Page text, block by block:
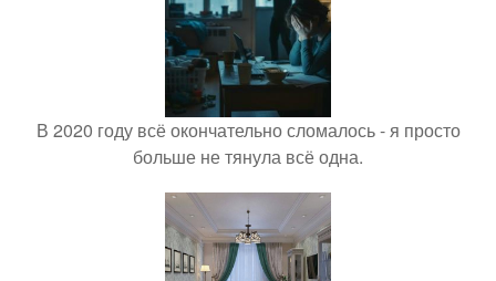
В 2020 году всё окончательно сломалось - я просто
больше не тянула всё одна.